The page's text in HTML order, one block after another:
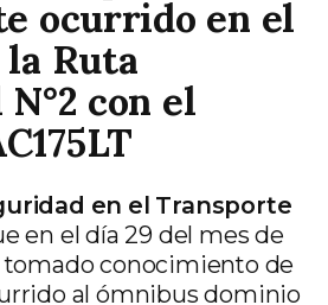
ocurrido en el
la Ruta
con el
en el Transporte
en el día 29 del mes de
tomado conocimiento de
al ómnibus dominio